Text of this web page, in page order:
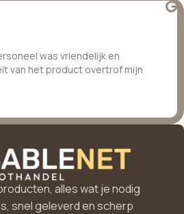
was vriendelijk en
van het product overtrof mijn
alles wat je nodig
snel geleverd en scherp